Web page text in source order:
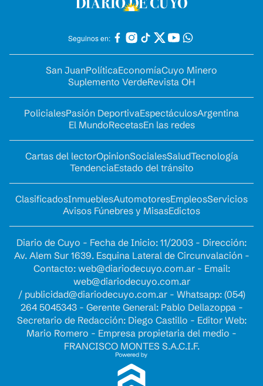
Seguinos en:
San JuanPolíticaEconomíaCuyo Minero
Suplemento VerdeRevista OH
PolicialesPasión DeportivaEspectáculosArgentina
El MundoRecetasEn las redes
Cartas del lectorOpinionSocialesSaludTecnología
TendenciaEstado del tránsito
ClasificadosInmueblesAutomotoresEmpleosServicios
Avisos Fúnebres y MisasEdictos
Diario de Cuyo - Fecha de Inicio: 11/2003 - Dirección:
Av. Alem Sur 1639. Esquina Lateral de Circunvalación -
Contacto: web@diariodecuyo.com.ar- Email:
web@diariodecuyo.com.ar
/ publicidad@diariodecuyo.com.ar- Whatsapp: (054)
264 5045343 - Gerente General: Pablo Dellazoppa -
Secretario de Redacción: Diego Castillo - Editor Web:
Mario Romero - Empresa propietaria del medio -
FRANCISCO MONTES S.A.C.I.F.